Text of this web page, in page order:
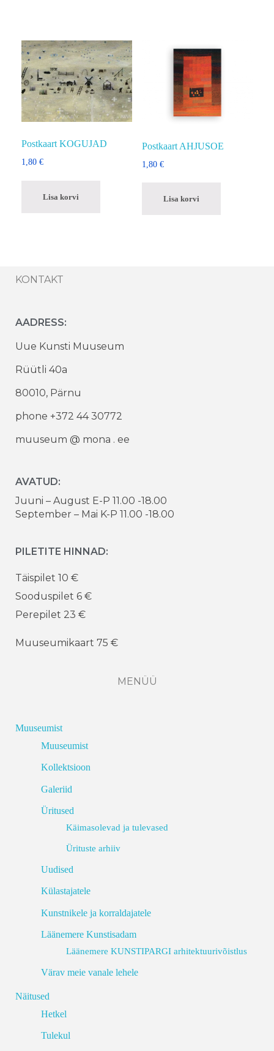
Postkaart KOGUJAD
1,80 €
Lisa korvi
Postkaart AHJUSOE
1,80 €
Lisa korvi
KONTAKT
AADRESS:
Uue Kunsti Muuseum
Rüütli 40a
80010, Pärnu
phone +372 44 30772
muuseum @ mona . ee
AVATUD:
Juuni – August E-P 11.00 -18.00
September – Mai K-P 11.00 -18.00
PILETITE HINNAD:
Täispilet 10 €
Sooduspilet 6 €
Perepilet 23 €
Muuseumikaart 75 €
MENÜÜ
Muuseumist
Muuseumist
Kollektsioon
Galeriid
Üritused
Käimasolevad ja tulevased
Ürituste arhiiv
Uudised
Külastajatele
Kunstnikele ja korraldajatele
Läänemere Kunstisadam
Läänemere KUNSTIPARGI arhitektuurivõistlus
Värav meie vanale lehele
Näitused
Hetkel
Tulekul